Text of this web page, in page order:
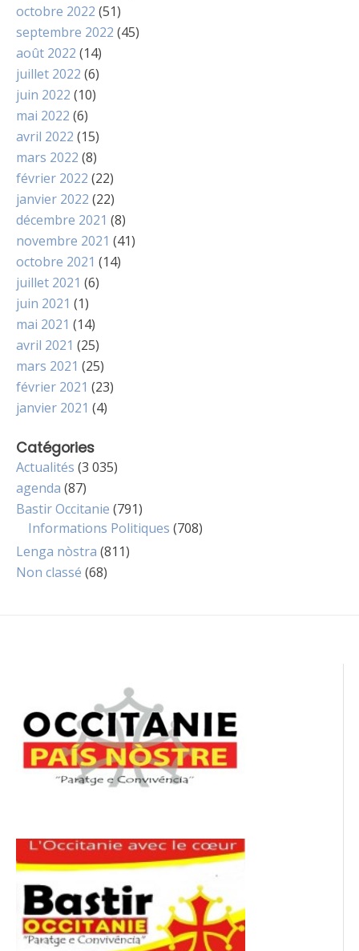
octobre 2022 (51)
septembre 2022 (45)
août 2022 (14)
juillet 2022 (6)
juin 2022 (10)
mai 2022 (6)
avril 2022 (15)
mars 2022 (8)
février 2022 (22)
janvier 2022 (22)
décembre 2021 (8)
novembre 2021 (41)
octobre 2021 (14)
juillet 2021 (6)
juin 2021 (1)
mai 2021 (14)
avril 2021 (25)
mars 2021 (25)
février 2021 (23)
janvier 2021 (4)
Catégories
Actualités (3 035)
agenda (87)
Bastir Occitanie (791)
Informations Politiques (708)
Lenga nòstra (811)
Non classé (68)